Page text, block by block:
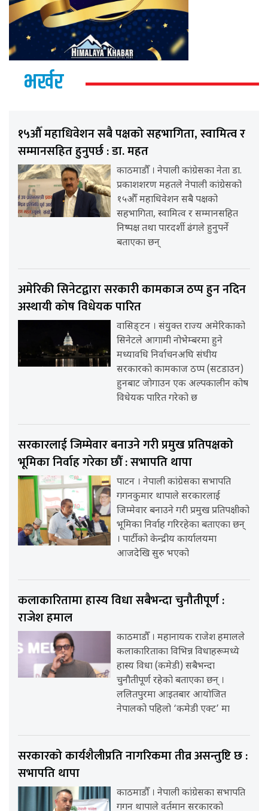
भर्खर
१५औँ महाधिवेशन सबै पक्षको सहभागिता, स्वामित्व र
सम्मानसहित हुनुपर्छ : डा. महत
काठमाडौँ । नेपाली कांग्रेसका नेता डा.
प्रकाशशरण महतले नेपाली कांग्रेसको
१५औँ महाधिवेशन सबै पक्षको
सहभागिता, स्वामित्व र सम्मानसहित
निष्पक्ष तथा पारदर्शी ढंगले हुनुपर्ने
बताएका छन्
अमेरिकी सिनेटद्वारा सरकारी कामकाज ठप्प हुन नदिन
अस्थायी कोष विधेयक पारित
वासिङ्टन । संयुक्त राज्य अमेरिकाको
सिनेटले आगामी नोभेम्बरमा हुने
मध्यावधि निर्वाचनअघि संघीय
सरकारको कामकाज ठप्प (सटडाउन)
हुनबाट जोगाउन एक अल्पकालीन कोष
विधेयक पारित गरेको छ
सरकारलाई जिम्मेवार बनाउने गरी प्रमुख प्रतिपक्षको
भूमिका निर्वाह गरेका छौँ : सभापति थापा
पाटन । नेपाली कांग्रेसका सभापति
गगनकुमार थापाले सरकारलाई
जिम्मेवार बनाउने गरी प्रमुख प्रतिपक्षीको
भूमिका निर्वाह गरिरहेका बताएका छन्
। पार्टीको केन्द्रीय कार्यालयमा
आजदेखि सुरु भएको
कलाकारितामा हास्य विधा सबैभन्दा चुनौतीपूर्ण :
राजेश हमाल
काठमाडौँ । महानायक राजेश हमालले
कलाकारिताका विभिन्न विधाहरूमध्ये
हास्य विधा (कमेडी) सबैभन्दा
चुनौतीपूर्ण रहेको बताएका छन् ।
ललितपुरमा आइतबार आयोजित
नेपालको पहिलो ‘कमेडी एक्ट’ मा
सरकारको कार्यशैलीप्रति नागरिकमा तीव्र असन्तुष्टि छ :
सभापति थापा
काठमाडौँ । नेपाली कांग्रेसका सभापति
गगन थापाले वर्तमान सरकारको